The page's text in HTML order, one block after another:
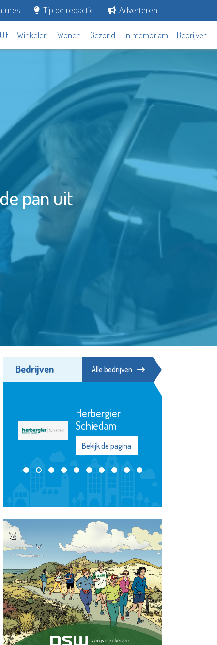
Tip de redactie Adverteren
Uit Winkelen Wonen Gezond In memoriam Bedrijven
pan uit
Bedrijven Alle bedrijven
Herbergier
Schiedam
Bekijk de pagina